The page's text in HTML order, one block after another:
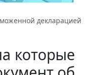
декларацией
которые